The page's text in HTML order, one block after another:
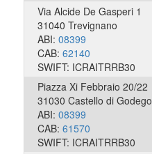
Via Alcide De Gasperi 1
31040 Trevignano
ABI: 08399
CAB: 62140
SWIFT: ICRAITRRB30
Piazza Xi Febbraio 20/22
31030 Castello di Godego
ABI: 08399
CAB: 61570
SWIFT: ICRAITRRB30